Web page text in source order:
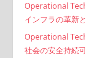
Operational
インフラの革新
Operational
社会の安全持続